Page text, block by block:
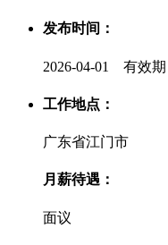
发布时间：
2026-04-01 有效期
工作地点：
广东省江门市
月薪待遇：
面议